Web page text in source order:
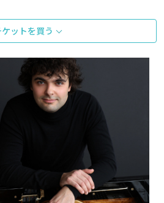
ケットを買う